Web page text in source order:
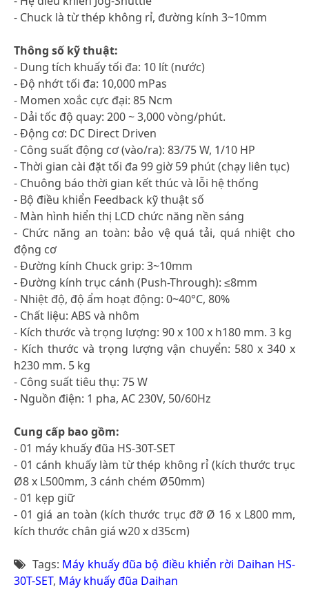
- Chuck là từ thép không rỉ, đường kính 3~10mm
Thông số kỹ thuật:
- Dung tích khuấy tối đa: 10 lít (nước)
- Độ nhớt tối đa: 10,000 mPas
- Momen xoắc cực đại: 85 Ncm
- Dải tốc độ quay: 200 ~ 3,000 vòng/phút.
- Động cơ: DC Direct Driven
- Công suất động cơ (vào/ra): 83/75 W, 1/10 HP
- Thời gian cài đặt tối đa 99 giờ 59 phút (chạy liên tục)
- Chuông báo thời gian kết thúc và lỗi hệ thống
- Bộ điều khiển Feedback kỹ thuật số
- Màn hình hiển thị LCD chức năng nền sáng
- Chức năng an toàn: bảo vệ quá tải, quá nhiệt cho
động cơ
- Đường kính Chuck grip: 3~10mm
- Đường kính trục cánh (Push-Through): ≤8mm
- Nhiệt độ, độ ẩm hoạt động: 0~40°C, 80%
- Chất liệu: ABS và nhôm
- Kích thước và trọng lượng: 90 x 100 x h180 mm. 3 kg
- Kích thước và trọng lượng vận chuyển: 580 x 340 x
h230 mm. 5 kg
- Công suất tiêu thụ: 75 W
- Nguồn điện: 1 pha, AC 230V, 50/60Hz
Cung cấp bao gồm:
- 01 máy khuấy đũa HS-30T-SET
- 01 cánh khuấy làm từ thép không rỉ (kích thước trục
Ø8 x L500mm, 3 cánh chém Ø50mm)
- 01 kẹp giữ
- 01 giá an toàn (kích thước trục đỡ Ø 16 x L800 mm,
kích thước chân giá w20 x d35cm)
Tags: Máy khuấy đũa bộ điều khiển rời Daihan HS-
30T-SET, Máy khuấy đũa Daihan